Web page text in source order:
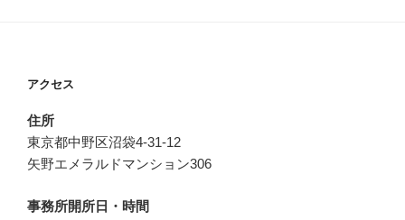
アクセス
住所
東京都中野区沼袋4-31-12
矢野エメラルドマンション306
事務所開所日・時間